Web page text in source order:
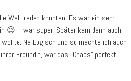
Welt reden konnten. Es war ein sehr
😉 – war super. Später kam dann auch
Na Logisch und so machte ich auch
Freundin, war das „Chaos“ perfekt.